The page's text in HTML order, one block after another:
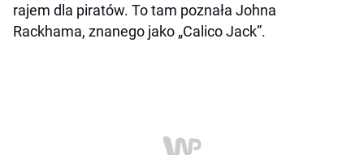
rajem dla piratów. To tam poznała Johna
Rackhama, znanego jako „Calico Jack”.